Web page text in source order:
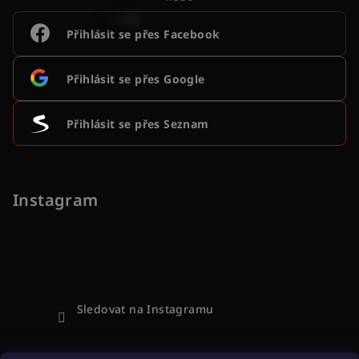
Přihlásit se přes Facebook
Přihlásit se přes Google
Přihlásit se přes Seznam
Instagram
Sledovat na Instagramu